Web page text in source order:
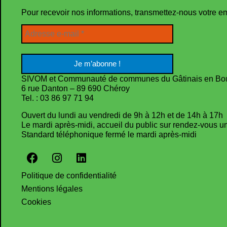
Pour recevoir nos informations, transmettez-nous votre
SIVOM et Communauté de communes du Gâtinais en
6 rue Danton – 89 690 Chéroy
Tel. : 03 86 97 71 94
Ouvert du lundi au vendredi de 9h à 12h et de 14h à 17h
Le mardi après-midi, accueil du public sur rendez-vous
Standard téléphonique fermé le mardi après-midi
Politique de confidentialité
Mentions légales
Cookies